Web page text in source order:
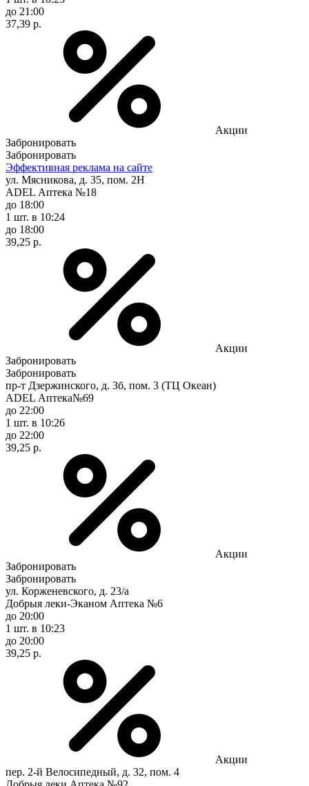
до 21:00
37,39 р.
Акции
Забронировать
Забронировать
Эффективная реклама на сайте
ул. Мясникова, д. 35, пом. 2Н
ADEL Аптека №18
до 18:00
1 шт. в 10:24
до 18:00
39,25 р.
Акции
Забронировать
Забронировать
пр-т Дзержинского, д. 3б, пом. 3 (ТЦ Океан)
ADEL Аптека№69
до 22:00
1 шт. в 10:26
до 22:00
39,25 р.
Акции
Забронировать
Забронировать
ул. Корженевского, д. 23/а
Добрыя леки-Эканом Аптека №6
до 20:00
1 шт. в 10:23
до 20:00
39,25 р.
Акции
пер. 2-й Велосипедный, д. 32, пом. 4